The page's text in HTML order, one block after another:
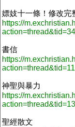
嫖妓十一條！修改完
https://
書信
https://
神聖與暴力
https://
聖經散文